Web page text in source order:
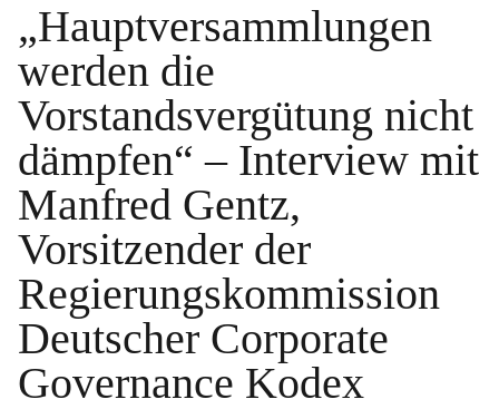
„Hauptversammlungen
werden die
Vorstandsvergütung nicht
dämpfen“ – Interview mit
Manfred Gentz,
Vorsitzender der
Regierungskommission
Deutscher Corporate
Governance Kodex